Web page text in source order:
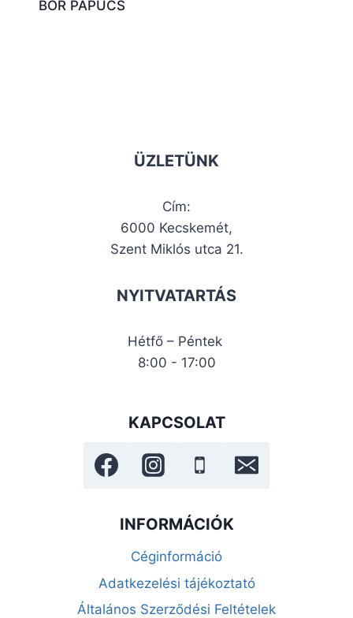
BŐR PAPUCS
ÜZLETÜNK
Cím:
6000 Kecskemét,
Szent Miklós utca 21.
NYITVATARTÁS
Hétfő – Péntek
8:00 - 17:00
KAPCSOLAT
INFORMÁCIÓK
Céginformáció
Adatkezelési tájékoztató
Általános Szerződési Feltételek